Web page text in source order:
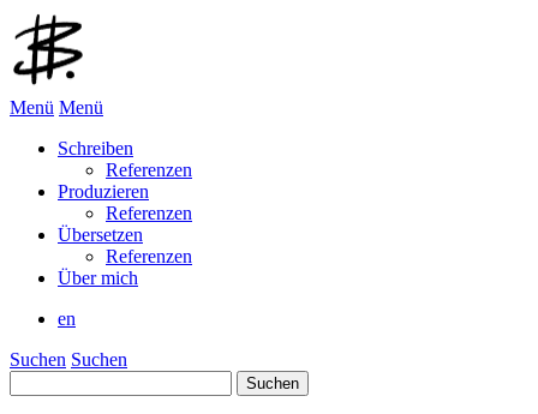
Menü Menü
Schreiben
Referenzen
Produzieren
Referenzen
Übersetzen
Referenzen
Über mich
en
Suchen Suchen
nach: